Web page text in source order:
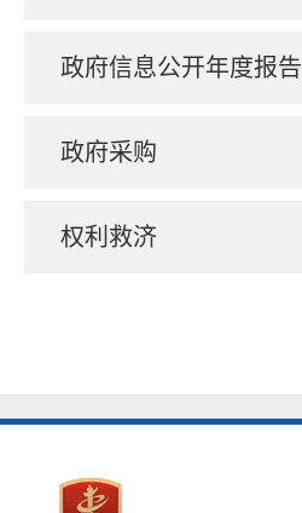
政府信息公开年度报告
政府采购
权利救济